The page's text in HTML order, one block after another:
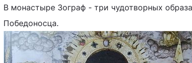
В монастыре Зограф - три чудотворных
Победоносца.